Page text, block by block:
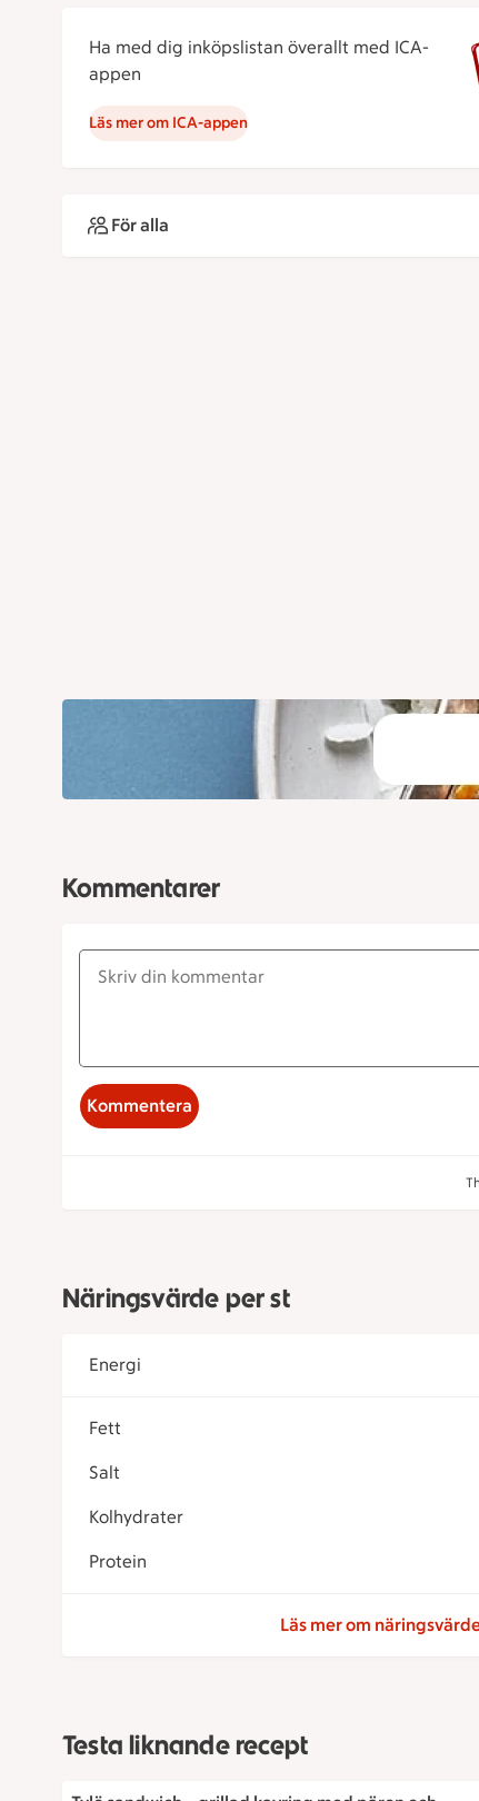
Ha med dig inköpslistan överallt med ICA-
appen
Läs mer om ICA-appen
För alla
Kommentarer
Kommentera
Näringsvärde per st
Energi
Fett
Salt
Kolhydrater
Protein
Läs mer om
Testa liknande recept
Tylö sandwich – grillad kavring med päron och